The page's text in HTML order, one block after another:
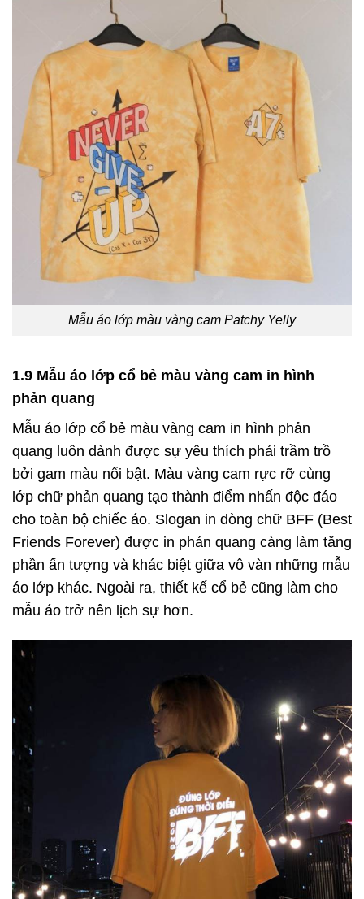
Mẫu áo lớp màu vàng cam Patchy Yelly
1.9 Mẫu áo lớp cổ bẻ màu vàng cam in hình
phản quang
Mẫu áo lớp cổ bẻ màu vàng cam in hình phản
quang luôn dành được sự yêu thích phải trầm trồ
bởi gam màu nổi bật. Màu vàng cam rực rỡ cùng
lớp chữ phản quang tạo thành điểm nhấn độc đáo
cho toàn bộ chiếc áo. Slogan in dòng chữ BFF (Best
Friends Forever) được in phản quang càng làm tăng
phần ấn tượng và khác biệt giữa vô vàn những mẫu
áo lớp khác. Ngoài ra, thiết kế cổ bẻ cũng làm cho
mẫu áo trở nên lịch sự hơn.